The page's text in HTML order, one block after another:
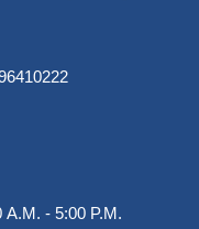
A.M. - 5:00 P.M.